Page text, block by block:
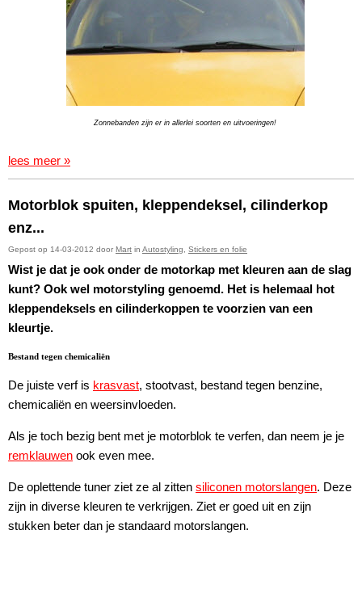
Zonnebanden zijn er in allerlei soorten en uitvoeringen!
lees meer »
Motorblok spuiten, kleppendeksel, cilinderkop
enz...
Gepost op 14-03-2012 door Mart in Autostyling Stickers en folie
Wist je dat je ook onder de motorkap met kleuren aan de slag
kunt? Ook wel motorstyling genoemd. Het is helemaal hot
kleppendeksels en cilinderkoppen te voorzien van een
kleurtje.
Bestand tegen chemicaliën
De juiste verf is krasvast, stootvast, bestand tegen benzine,
chemicaliën en weersinvloeden.
Als je toch bezig bent met je motorblok te verfen, dan neem je je
remklauwen ook even mee.
De oplettende tuner ziet ze al zitten siliconen motorslangen. Deze
zijn in diverse kleuren te verkrijgen. Ziet er goed uit en zijn
stukken beter dan je standaard motorslangen.